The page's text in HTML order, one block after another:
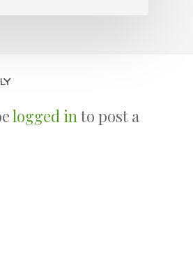
logged into post a